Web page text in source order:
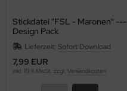
Stickdatei "FSL - Maronen" ---
Design Pack
Lieferzeit: Sofort Download
7,99 EUR
inkl. 19 % MwSt. zzgl. Versandkosten